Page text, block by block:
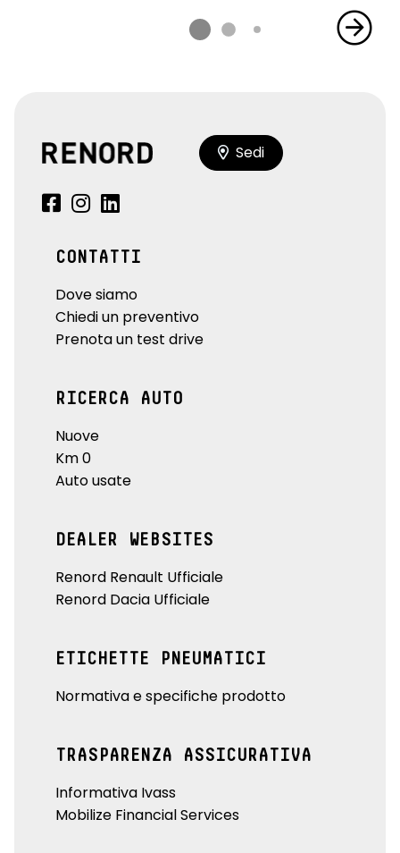
Sedi
CONTATTI
Dove siamo
Chiedi un preventivo
Prenota un test drive
RICERCA AUTO
Nuove
Km 0
Auto usate
DEALER WEBSITES
Renord Renault Ufficiale
Renord Dacia Ufficiale
ETICHETTE PNEUMATICI
Normativa e specifiche prodotto
TRASPARENZA ASSICURATIVA
Informativa Ivass
Mobilize Financial Services